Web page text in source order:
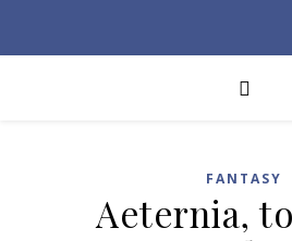
FANTASY
Aeternia,